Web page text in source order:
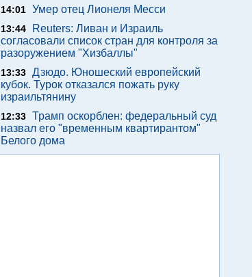
14:01 Умер отец Лионеля Месси
13:44
Reuters: Ливан и Израиль
согласовали список стран для контроля за
разоружением "Хизбаллы"
13:33 Дзюдо. Юношеский европейский
кубок. Турок отказался пожать руку
израильтянину
12:33 Трамп оскорблен: федеральный суд
назвал его "временным квартирантом"
Белого дома